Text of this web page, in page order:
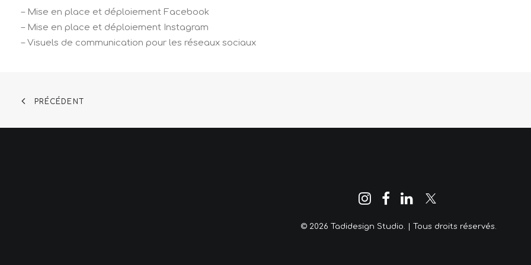
– Mise en place et déploiement Facebook
– Mise en place et déploiement Instagram
– Visuels de communication pour les réseaux sociaux
PRÉCÉDENT
© 2026 Tadidesign Studio. | Tous droits réservés.